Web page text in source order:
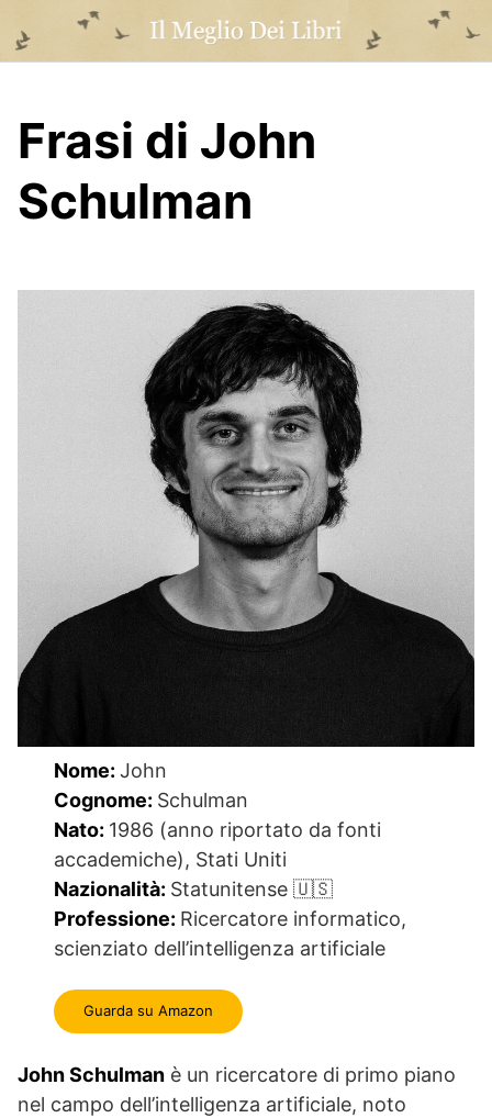
content
Frasi di John
Schulman
Nome:John
Cognome: Schulman
Nato: 1986 (anno riportato da fonti
accademiche), Stati Uniti
Nazionalità: Statunitense 🇺🇸
Professione: Ricercatore informatico,
scienziato dell’intelligenza artificiale
Guarda su Amazon
John Schulman è un ricercatore di primo piano
nel campo dell’intelligenza artificiale, noto